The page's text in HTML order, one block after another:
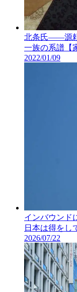
北条氏――源
一族の系譜【
2022/01/09
インバウンド
日本は得をし
2026/07/22